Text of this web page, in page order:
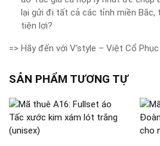
lại gửi đi tất cả các tỉnh miền Bắc,
tiện lợi?
=> Hãy đến với V’style – Việt Cổ Phục
SẢN PHẨM TƯƠNG TỰ